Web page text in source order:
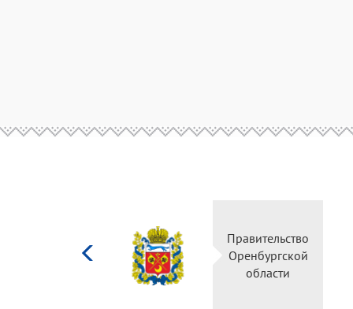
Министерство
культуры
Российской
федерации